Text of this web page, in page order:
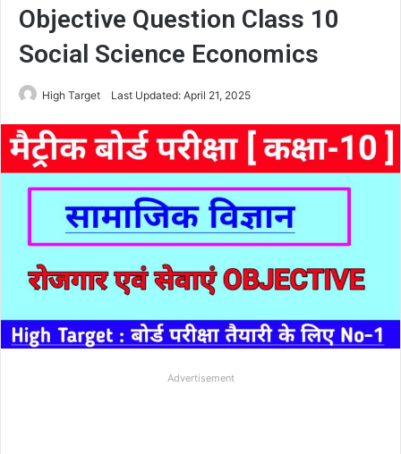
Objective Question Class 10
Social Science Economics
High Target Last Updated: April 21, 2025
Advertisement